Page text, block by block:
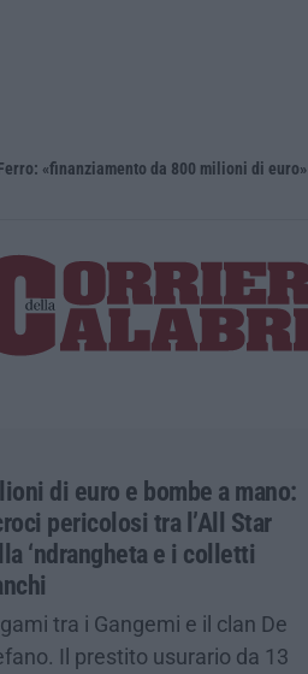
«finanziamento da 800 milioni di euro»
di euro e bombe a mano:
pericolosi tra l’All Star
‘ndrangheta e i colletti
tra i Gangemi e il clan De
Il prestito usurario da 13